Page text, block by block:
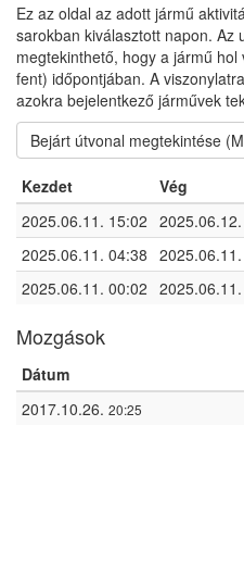
Ez az oldal az adott jármű
sarokban kiválasztott napon. Az
megtekinthető, hogy a jármű
fent) időpontjában. A
azokra bejelentkező járművek
Bejárt útvonal megtekintése
Kezdet Vég
2025.06.11. 15:02
2025.06.11. 04:38
2025.06.11. 00:02
Mozgások
Dátum
2017.10.26. 20:25